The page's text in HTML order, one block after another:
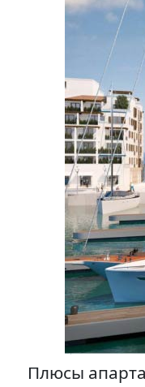
Плюсы